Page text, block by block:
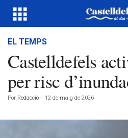
EL TEMPS
Castelldefels
per risc
Por Redacció - 12 de maig de 2026